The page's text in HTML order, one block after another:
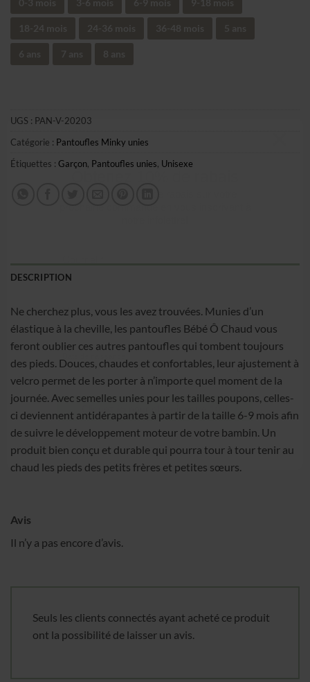
0-3 mois 3-6 mois 6-9 mois 9-18 mois
18-24 mois 24-36 mois 36-48 mois 5 ans
6 ans 7 ans 8 ans
UGS : PAN-V-20203
Catégorie : Pantoufles Minky unies
Étiquettes : Garçon, Pantoufles unies, Unisexe
DESCRIPTION
Ne cherchez plus, vous les avez trouvées. Munies d’un
élastique à la cheville, les pantoufles Bébé Ô Chaud vous
feront oublier ces autres pantoufles qui tombent toujours
des pieds. Douces, chaudes et confortables, leur ajustement à
velcro permet de les porter à n’importe quel moment de la
journée. Avec semelles unies pour les tailles poupons, celles-
ci deviennent antidérapantes à partir de la taille 6-9 mois afin
de suivre le développement moteur de votre bambin. Un
produit bien conçu et durable qui pourra tour à tour tenir au
chaud les pieds des petits frères et petites sœurs.
Avis
Il n’y a pas encore d’avis.
Seuls les clients connectés ayant acheté ce produit
ont la possibilité de laisser un avis.
Courriel
Nom *
Date de naissance
Cliquez ici pour obtenir votre 10%